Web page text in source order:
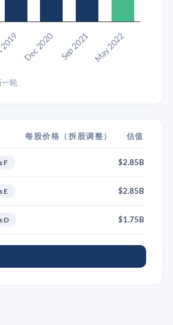
Dec 2020 Sep 2021 May 2022
一轮
每股价格（拆股调整） 估值
F $2.85B
E $2.85B
D $1.75B